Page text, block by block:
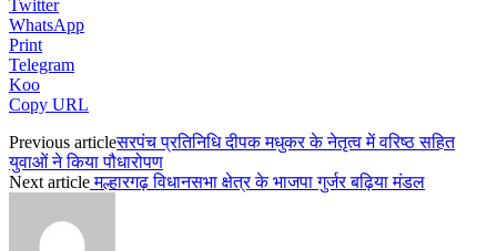
Twitter
WhatsApp
Print
Telegram
Koo
Copy URL
Previous articleसरपंच प्रतिनिधि दीपक मधुकर के नेतृत्व में वरिष्ठ सहित
युवाओं ने किया पौधारोपण
Next articleमल्हारगढ़ विधानसभा क्षेत्र के भाजपा गुर्जर बढ़िया मंडल